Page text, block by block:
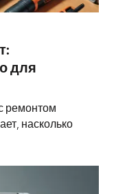
для
ремонтом
насколько